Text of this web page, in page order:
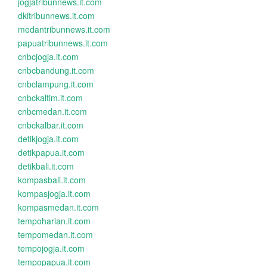
dkitribunnews.it.com
medantribunnews.it.com
papuatribunnews.it.com
cnbcjogja.it.com
cnbcbandung.it.com
cnbclampung.it.com
cnbckaltim.it.com
cnbcmedan.it.com
cnbckalbar.it.com
detikjogja.it.com
detikpapua.it.com
detikbali.it.com
kompasbali.it.com
kompasjogja.it.com
kompasmedan.it.com
tempoharian.it.com
tempomedan.it.com
tempojogja.it.com
tempopapua.it.com